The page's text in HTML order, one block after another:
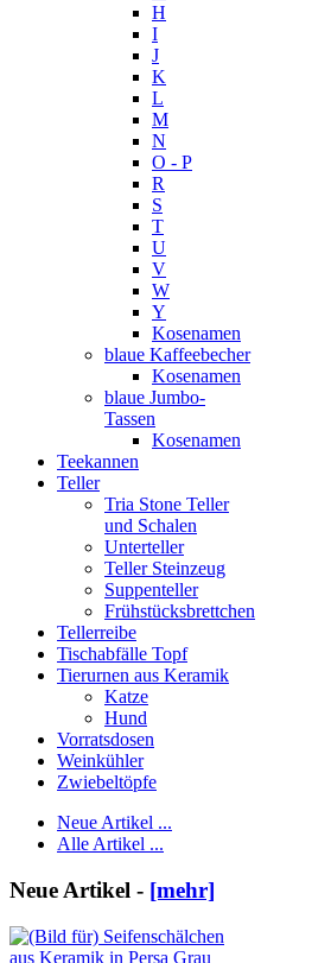
H
I
J
K
L
M
N
O - P
R
S
T
U
V
W
Y
Kosenamen
blaue Kaffeebecher
Kosenamen
blaue Jumbo-
Tassen
Kosenamen
Teekannen
Teller
Tria Stone Teller
und Schalen
Unterteller
Teller Steinzeug
Suppenteller
Frühstücksbrettchen
Tellerreibe
Tischabfälle Topf
Tierurnen aus Keramik
Katze
Hund
Vorratsdosen
Weinkühler
Zwiebeltöpfe
Neue Artikel ...
Alle Artikel ...
Neue Artikel - [mehr]